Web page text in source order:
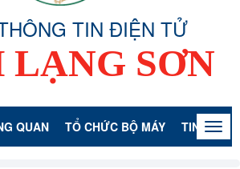
TIN ĐIỆN TỬ
SƠN
QUAN TỔ CHỨC BỘ MÁY TIN TỨC -